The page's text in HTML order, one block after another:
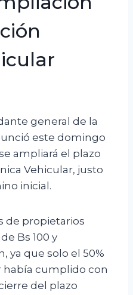
general de la
este domingo
ampliará el plazo
Vehicular, justo
inicial.
de propietarios
Bs 100 y
ya que solo el 50%
cumplido con
del plazo